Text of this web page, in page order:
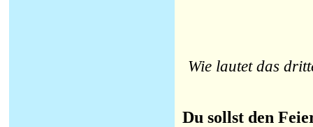
Wie lautet das
Du sollst den